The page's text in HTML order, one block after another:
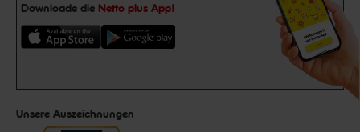
Downloade die Netto plus App!
Unsere Auszeichnungen